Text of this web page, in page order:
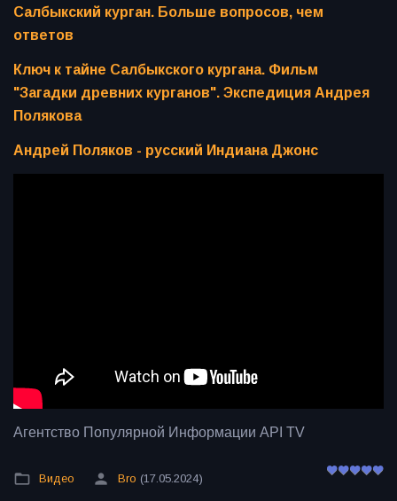
Салбыкский курган. Больше вопросов, чем
ответов
Ключ к тайне Салбыкского кургана. Фильм
"Загадки древних курганов". Экспедиция Андрея
Полякова
Андрей Поляков - русский Индиана Джонс
Агентство Популярной Информации API TV
Видео Bro (17.05.2024)